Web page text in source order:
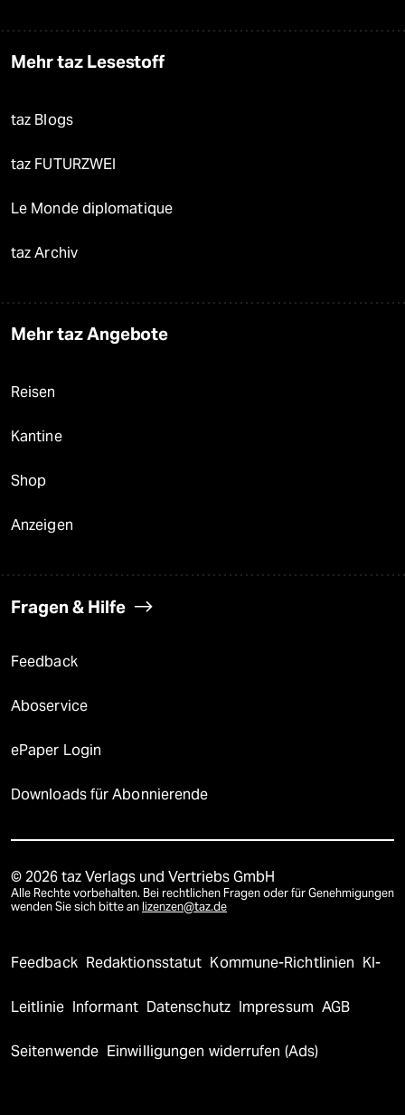
Mehr taz Lesestoff
taz Blogs
taz FUTURZWEI
Le Monde diplomatique
taz Archiv
Mehr taz Angebote
Reisen
Kantine
Shop
Anzeigen
Fragen & Hilfe
Feedback
Aboservice
ePaper Login
Downloads für Abonnierende
© 2026 taz Verlags und Vertriebs GmbH
Alle Rechte vorbehalten. Bei rechtlichen Fragen oder für Genehmigungen
wenden Sie sich bitte an lizenzen@taz.de
Feedback Redaktionsstatut Kommune-Richtlinien KI-
Leitlinie Informant Datenschutz Impressum AGB
Seitenwende Einwilligungen widerrufen (Ads)